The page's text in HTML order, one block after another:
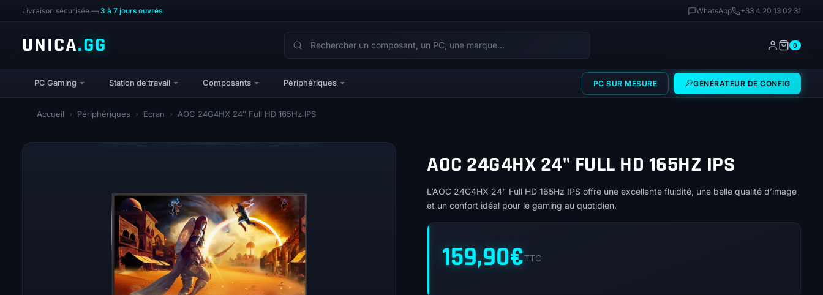
Livraison sécurisée — 3 à 7 jours ouvrés WhatsApp +33 4 20 13 02 31
UNICA.GG 0
PC Gaming Station de travail Composants Périphériques PC SUR MESURE GÉNÉRATEUR DE CONFIG
Accueil › Périphériques › Ecran › AOC 24G4HX 24″ Full HD 165Hz IPS
AOC 24G4HX 24" FULL HD 165HZ IPS
L’AOC 24G4HX 24" Full HD 165Hz IPS offre une excellente fluidité, une belle qualité d’image
et un confort idéal pour le gaming au quotidien.
159,90€TTC